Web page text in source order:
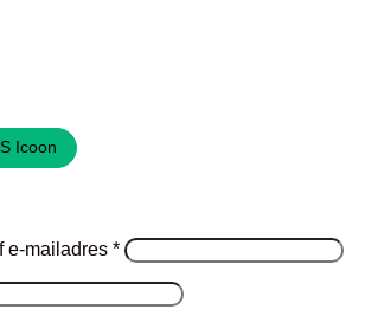
e-mailadres *Vereist